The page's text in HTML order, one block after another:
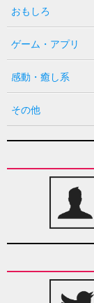
おもしろ
ゲーム・アプリ
感動・癒し系
その他